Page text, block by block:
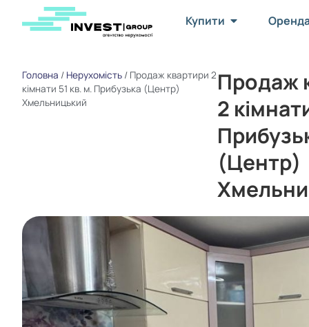
Купити
Головна / Нерухомість / Продаж квартири 2
кімнати 51 кв. м. Прибузька (Центр)
Хмельницький
Продаж
2
(Центр)